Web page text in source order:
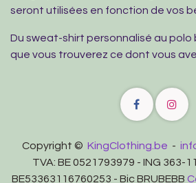
seront utilisées en fonction de vos
Du sweat-shirt personnalisé au polo
que vous trouverez ce dont vous
Copyright © KingClothing.be -
TVA: BE 0521793979 - ING 363-
BE53363116760253 - Bic BRUBEBB